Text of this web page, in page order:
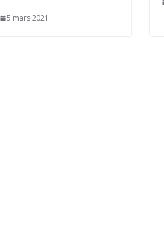
5 mars 2021